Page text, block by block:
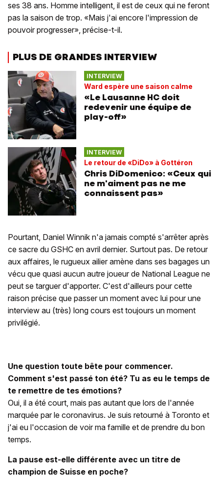
ses 38 ans. Homme intelligent, il est de ceux qui ne feront
pas la saison de trop. «Mais j'ai encore l'impression de
pouvoir progresser», précise-t-il.
PLUS DE GRANDES INTERVIEW
INTERVIEW
Ward espère une saison calme
«Le Lausanne HC doit
redevenir une équipe de
play-off»
INTERVIEW
Le retour de «DiDo» à Gottéron
Chris DiDomenico: «Ceux qui
ne m'aiment pas ne me
connaissent pas»
Pourtant, Daniel Winnik n'a jamais compté s'arrêter après
ce sacre du GSHC en avril dernier. Surtout pas. De retour
aux affaires, le rugueux ailier amène dans ses bagages un
vécu que quasi aucun autre joueur de National League ne
peut se targuer d'apporter. C'est d'ailleurs pour cette
raison précise que passer un moment avec lui pour une
interview au (très) long cours est toujours un moment
privilégié.
Une question toute bête pour commencer.
Comment s'est passé ton été? Tu as eu le temps de
te remettre de tes émotions?
Oui, il a été court, mais pas autant que lors de l'année
marquée par le coronavirus. Je suis retourné à Toronto et
j'ai eu l'occasion de voir ma famille et de prendre du bon
temps.
La pause est-elle différente avec un titre de
champion de Suisse en poche?